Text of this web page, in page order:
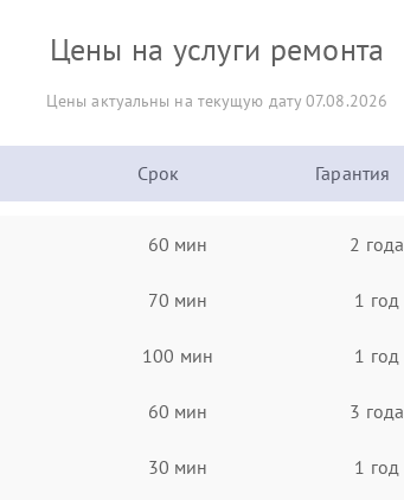
Цены на услуги ремонта
Цены актуальны на текущую дату 07.08.2026
Срок Гарантия
60 мин 2 года
70 мин 1 год
100 мин 1 год
60 мин 3 года
30 мин 1 год